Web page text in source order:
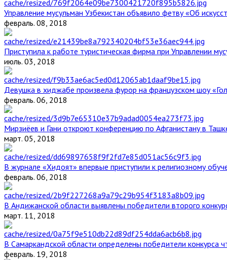
Управление мусульман Узбекистан объявило фетву «Об
февраль. 08, 2018
Приступила к работе туристическая фирма при Управлении
июль. 03, 2018
Девушка в хиджабе произвела фурор на французском шоу
февраль. 06, 2018
Мирзиёев и Гани откроют конференцию по Афганистану в
март. 05, 2018
В журнале «Хидоят» впервые приступили к религиозному
февраль. 06, 2018
В Андижанской области выявлены победители второго
март. 11, 2018
В Самаркандской области определены победители конкурса
февраль. 19, 2018